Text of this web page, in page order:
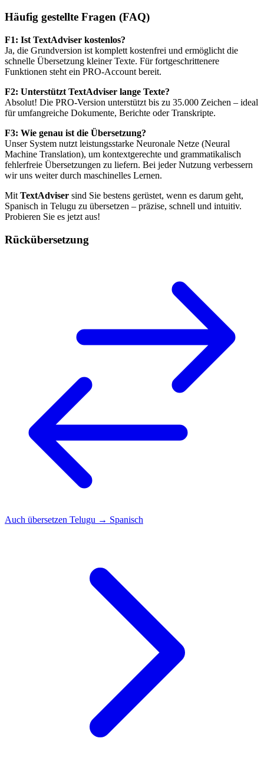
Häufig gestellte Fragen (FAQ)
F1: Ist TextAdviser kostenlos?
Ja, die Grundversion ist komplett kostenfrei und ermöglicht die
schnelle Übersetzung kleiner Texte. Für fortgeschrittenere
Funktionen steht ein PRO-Account bereit.
F2: Unterstützt TextAdviser lange Texte?
Absolut! Die PRO-Version unterstützt bis zu 35.000 Zeichen – ideal
für umfangreiche Dokumente, Berichte oder Transkripte.
F3: Wie genau ist die Übersetzung?
Unser System nutzt leistungsstarke Neuronale Netze (Neural
Machine Translation), um kontextgerechte und grammatikalisch
fehlerfreie Übersetzungen zu liefern. Bei jeder Nutzung verbessern
wir uns weiter durch maschinelles Lernen.
Mit TextAdviser sind Sie bestens gerüstet, wenn es darum geht,
Spanisch in Telugu zu übersetzen – präzise, schnell und intuitiv.
Probieren Sie es jetzt aus!
Rückübersetzung
Auch übersetzen Telugu → Spanisch